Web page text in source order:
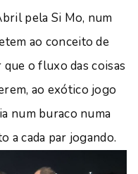
pela Si Mo, num
ao conceito de
o fluxo das coisas
ao exótico jogo
num buraco numa
a cada par jogando.